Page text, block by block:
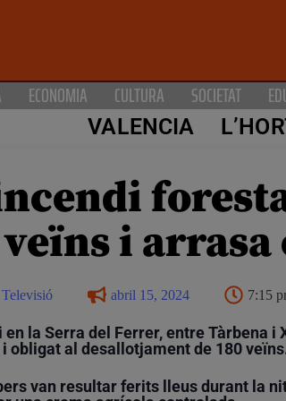
ECONOMIA CULTURA SOCIETAT
VALENCIA
i arrasa
abril 15, 2024 7:15
en la Serra del Ferrer, entre Tàrbena
obligat al desallotjament de 180
van resultar ferits lleus durant la